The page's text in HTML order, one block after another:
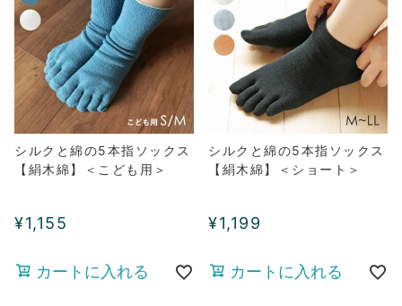
シルクと綿の5本指ソックス
【絹木綿】＜こども用＞
¥1,155
カートに入れる
シルクと綿の5本指ソックス
【絹木綿】＜ショート＞
¥1,199
カートに入れる